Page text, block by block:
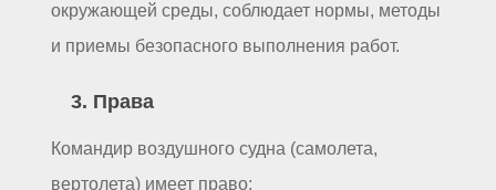
окружающей среды, соблюдает нормы, методы
и приемы безопасного выполнения работ.
3. Права
Командир воздушного судна (самолета,
вертолета) имеет право: